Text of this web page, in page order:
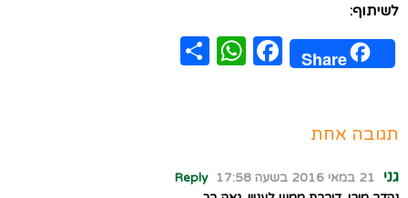
לשיתוף:
Share
Facebook
WhatsApp
תגובה אחת
גני 21 במאי 2016 בשעה 17:58
Reply